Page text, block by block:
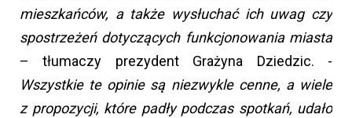
mieszkańców, a także wysłuchać ich uwag czy
spostrzeżeń dotyczących funkcjonowania miasta
– tłumaczy prezydent Grażyna Dziedzic. -
Wszystkie te opinie są niezwykle cenne, a wiele
z propozycji, które padły podczas spotkań, udało